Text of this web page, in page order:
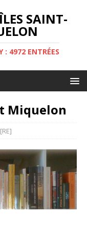
SAINT-
: 4972 ENTRÉES
Miquelon